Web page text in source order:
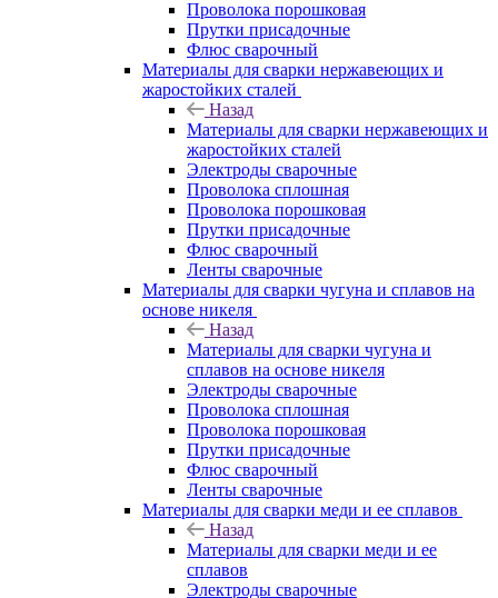
Проволока порошковая
Прутки присадочные
Флюс сварочный
Материалы для сварки нержавеющих и
жаростойких сталей
Назад
Материалы для сварки нержавеющих и
жаростойких сталей
Электроды сварочные
Проволока сплошная
Проволока порошковая
Прутки присадочные
Флюс сварочный
Ленты сварочные
Материалы для сварки чугуна и сплавов на
основе никеля
Назад
Материалы для сварки чугуна и
сплавов на основе никеля
Электроды сварочные
Проволока сплошная
Проволока порошковая
Прутки присадочные
Флюс сварочный
Ленты сварочные
Материалы для сварки меди и ее сплавов
Назад
Материалы для сварки меди и ее
сплавов
Электроды сварочные